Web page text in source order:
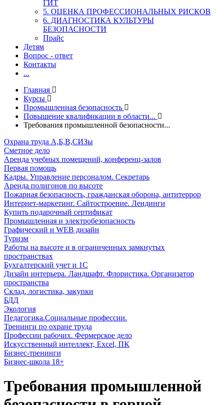
ГИТ
5. ОЦЕНКА ПРОФЕССИОНАЛЬНЫХ РИСКОВ
6. ДИАГНОСТИКА КУЛЬТУРЫ
БЕЗОПАСНОСТИ
Прайс
Детям
Вопрос - ответ
Контакты
...
Главная
Курсы
Промышленная безопасность
Повышение квалификации в области...
Требования промышленной безопасности...
Охрана труда А,Б,В,СИЗы
Сметное дело
Аренда учебных помещений, конференц-залов
Первая помощь
Кадры. Управление персоналом. Секретарь
Аренда полигонов по высоте
Пожарная безопасность, гражданская оборона, антитеррор
Интернет-маркетинг. Сайтостроение. Лендинги
Купить подарочный сертификат
Промышленная и электробезопасность
Графический и WEB дизайн
Туризм
Работы на высоте и в ограниченных замкнутых
пространствах
Бухгалтерский учет и 1С
Дизайн интерьера. Ландшафт. Флористика. Организатор
пространства
Склад, логистика, закупки
БДД
Экология
Педагогика.Социальные профессии.
Тренинги по охране труда
Профессии рабочих. Фермерское дело
Искусственный интеллект, Excel, ПК
Бизнес-тренинги
Бизнес-школа 18+
Требования промышленной